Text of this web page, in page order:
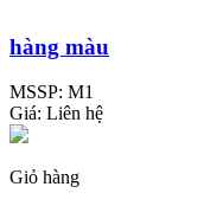
hàng màu
MSSP: M1
Giá: Liên hệ
Giỏ hàng